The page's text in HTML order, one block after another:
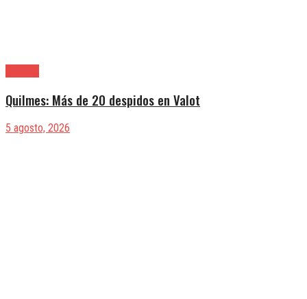
Quilmes: Más de 20 despidos en Valot
5 agosto, 2026